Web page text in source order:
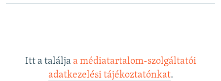
Itt a találja a médiatartalom-szolgáltatói
adatkezelési tájékoztatónkat.